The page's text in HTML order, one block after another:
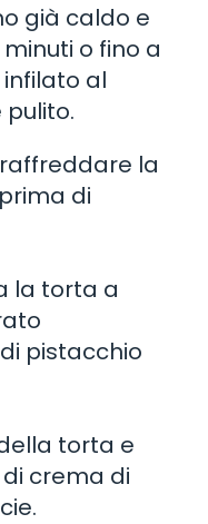
già caldo e
o fino a
al
la
di
la torta a
pistacchio
torta e
crema di